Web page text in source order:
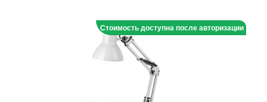
Стоимость доступна после авторизации